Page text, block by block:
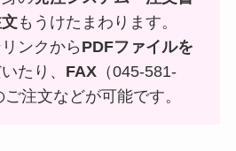
もうけたまわります。
ンクからPDFファイルを
たり、 FAX （045-581-
注文などが可能です。